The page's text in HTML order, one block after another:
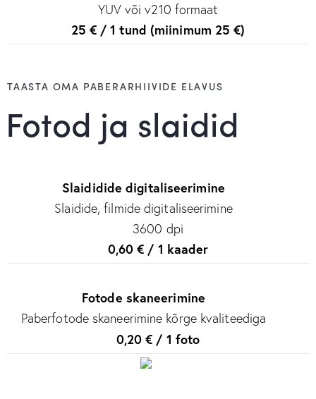
YUV või v210 formaat
25 € / 1 tund (miinimum 25 €)
TAASTA OMA PABERARHIIVIDE ELAVUS
Fotod ja slaidid
Slaididide digitaliseerimine
Slaidide, filmide digitaliseerimine
3600 dpi
0,60 € / 1 kaader
Fotode skaneerimine
Paberfotode skaneerimine kõrge kvaliteediga
0,20 € / 1 foto